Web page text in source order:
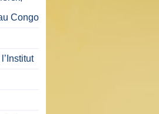
Congo